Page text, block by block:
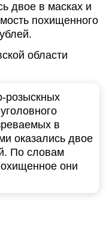
двое в масках и
похищенного
области
розыскных
в
оказались двое
По словам
они